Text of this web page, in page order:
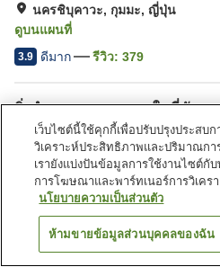
นครชิบุคาวะ, กุมมะ, ญี่ปุ่น
ดูบนแผนที่
3.9 ดีมาก รีวิว: 379
สิ่งอำนวยความสะดวกในที่พัก
ที่จอดรถ
ตู้จำหน่ายอัตโนมัติ
หน้าแรก ญี่ปุ่น กุมมะ
ค้นหาห้อ
เว็บไซต์นี้ใช้คุกกี้เพื่อปรับปรุงประสบ
วิเคราะห์ประสิทธิภาพและปริมาณกา
เรายังแบ่งปันข้อมูลการใช้งานไซต์กั
การโฆษณาและพาร์ทเนอร์การวิเคร
นโยบายความเป็นส่วนตัว
ห้ามขายข้อมูลส่วนบุคคลของฉัน